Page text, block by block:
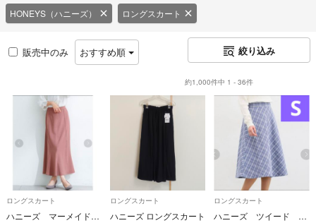
HONEYS（ハニーズ） ロングスカート
販売中のみ おすすめ順 絞り込み
約1,000件中 1 - 36件
ロングスカート
ハニーズ マーメイドスカート
ロングスカート
ハニーズ ロングスカート
ロングスカート
ハニーズ ツイード フレア スカート ダスティ ブルー S